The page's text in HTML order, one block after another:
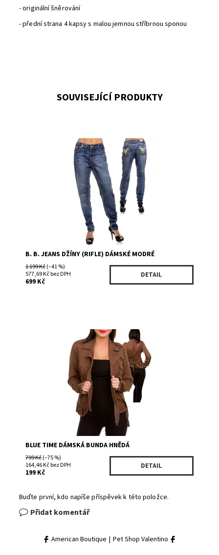
- originální šněrování
- přední strana 4 kapsy s malou jemnou stříbrnou sponou
SOUVISEJÍCÍ PRODUKTY
Skladem 1
BBSO541PM
B. B. JEANS
B. B. JEANS DŽÍNY (RIFLE) DÁMSKÉ MODRÉ
1 199 Kč(–41 %)
577,69 Kč bez DPH
699 Kč
DETAIL
Skladem 1
SJ54379BR/1243
BLUE TIME
BLUE TIME DÁMSKÁ BUNDA HNĚDÁ
799 Kč(–75 %)
164,46 Kč bez DPH
199 Kč
DETAIL
Buďte první, kdo napíše příspěvek k této položce.
Přidat komentář
American Boutique | Pet Shop Valentino